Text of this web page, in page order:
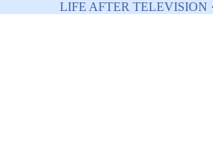
LIFE AFTER TELEVISION